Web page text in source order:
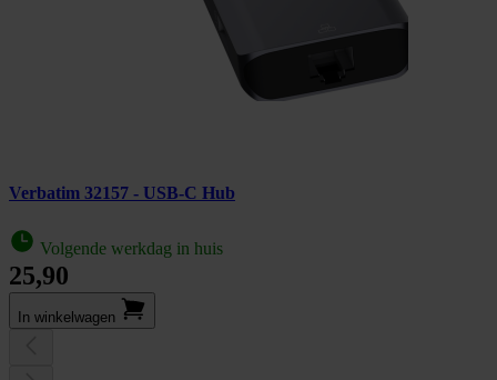
Verbatim 32157 - USB-C Hub
Volgende werkdag in huis
25,90
In winkel­wagen